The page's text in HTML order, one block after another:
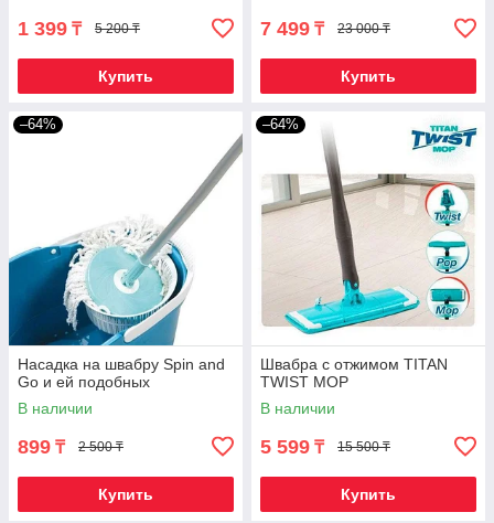
1 399 ₸ 5 200 ₸
Купить
7 499 ₸ 23 000 ₸
Купить
–64%
Насадка на швабру Spin and
Go и ей подобных
В наличии
899 ₸ 2 500 ₸
Купить
–64%
Швабра с отжимом TITAN
TWIST MOP
В наличии
5 599 ₸ 15 500 ₸
Купить